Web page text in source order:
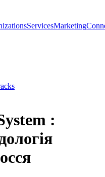
ServicesMarketing
: